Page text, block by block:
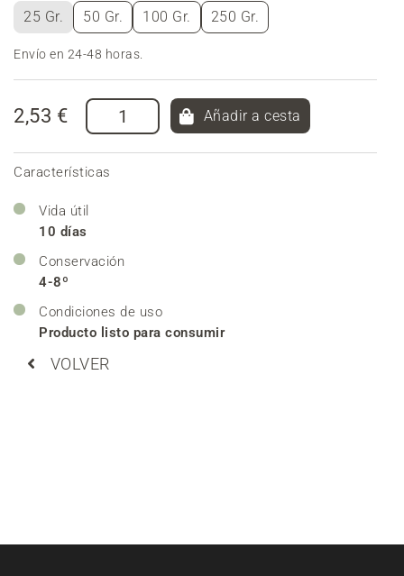
25 Gr. 50 Gr. 100 Gr. 250 Gr.
Envío en 24-48 horas.
2,53 € Añadir a cesta
Características
Vida útil
10 días
Conservación
4-8º
Condiciones de uso
Producto listo para consumir
VOLVER